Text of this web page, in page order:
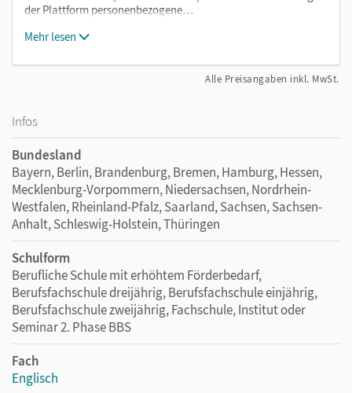
der Plattform personenbezogene…
Mehr lesen
Alle Preisangaben inkl. MwSt.
Infos
Bundesland
Bayern, Berlin, Brandenburg, Bremen, Hamburg, Hessen,
Mecklenburg-Vorpommern, Niedersachsen, Nordrhein-
Westfalen, Rheinland-Pfalz, Saarland, Sachsen, Sachsen-
Anhalt, Schleswig-Holstein, Thüringen
Schulform
Berufliche Schule mit erhöhtem Förderbedarf,
Berufsfachschule dreijährig, Berufsfachschule einjährig,
Berufsfachschule zweijährig, Fachschule, Institut oder
Seminar 2. Phase BBS
Fach
Englisch